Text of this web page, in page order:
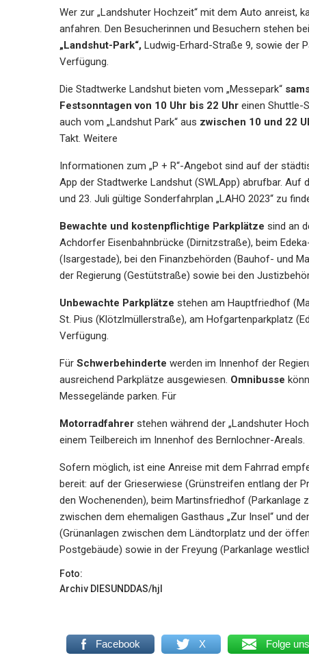
Wer zur „Landshuter Hochzeit“ mit dem Auto anreist,
anfahren. Den Besucherinnen und Besuchern stehen
„Landshut-Park“, Ludwig-Erhard-Straße 9, sowie der
Verfügung.
Die Stadtwerke Landshut bieten vom „Messepark“
Festsonntagen von 10 Uhr bis 22 Uhr einen Shuttle-
auch vom „Landshut Park“ aus zwischen 10 und 22
Takt. Weitere
Informationen zum „P + R“-Angebot sind auf der
App der Stadtwerke Landshut (SWLApp) abrufbar.
und 23. Juli gültige Sonderfahrplan „LAHO 2023“ zu
Bewachte und kostenpflichtige Parkplätze sind an
Achdorfer Eisenbahnbrücke (Dirnitzstraße), beim
(Isargestade), bei den Finanzbehörden (Bauhof- und
der Regierung (Gestütstraße) sowie bei den
Unbewachte Parkplätze stehen am Hauptfriedhof
St. Pius (Klötzlmüllerstraße), am Hofgartenparkplatz
Verfügung.
Für Schwerbehinderte werden im Innenhof der
ausreichend Parkplätze ausgewiesen. Omnibusse
Messegelände parken. Für
Motorradfahrer stehen während der „Landshuter
einem Teilbereich im Innenhof des Bernlochner-Areals.
Sofern möglich, ist eine Anreise mit dem Fahrrad
bereit: auf der Grieserwiese (Grünstreifen entlang der
den Wochenenden), beim Martinsfriedhof (Parkanlage
zwischen dem ehemaligen Gasthaus „Zur Insel“ und
(Grünanlagen zwischen dem Ländtorplatz und der
Postgebäude) sowie in der Freyung (Parkanlage
Foto:
Archiv DIESUNDDAS/hjl
Facebook X Folge uns